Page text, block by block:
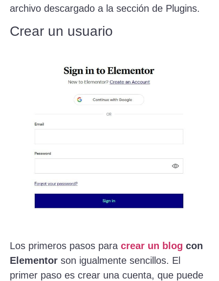
archivo descargado a la sección de Plugins.
Crear un usuario
Los primeros pasos para crear un blog con
Elementor son igualmente sencillos. El
primer paso es crear una cuenta, que puede